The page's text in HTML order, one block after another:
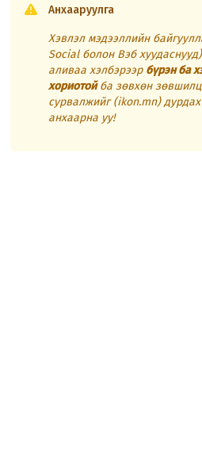
Анхааруулга
Хэвлэл мэдээллийн
Social болон Вэб
аливаа хэлбэрээр бүрэн ба
хориотойба зөвхөн
сурвалжийг (ikon.mn)
анхаарна уу!